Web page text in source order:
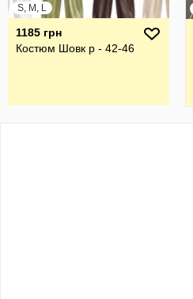
S, M, L
1185 грн
Костюм Шовк р - 42-46